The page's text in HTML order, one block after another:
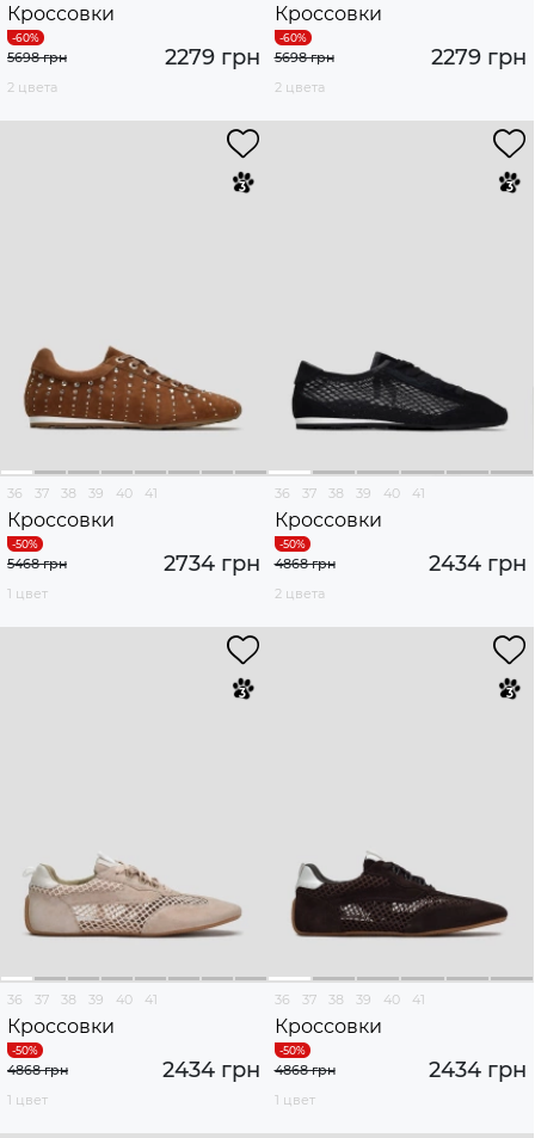
Кроссовки
2279 грн
5698 грн
2 цвета
Кроссовки
2279 грн
5698 грн
2 цвета
36 37 38 39 40 41
Кроссовки
2734 грн
5468 грн
1 цвет
36 37 38 39 40 41
Кроссовки
2434 грн
4868 грн
2 цвета
36 37 38 39 40 41
Кроссовки
2434 грн
4868 грн
1 цвет
36 37 38 39 40 41
Кроссовки
2434 грн
4868 грн
1 цвет